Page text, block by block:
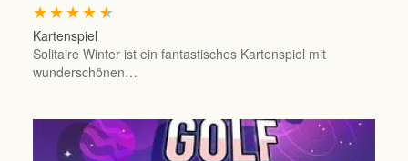
★
★
★
★
★
Kartenspiel
Solitaire Winter ist ein fantastisches Kartenspiel mit
wunderschönen…